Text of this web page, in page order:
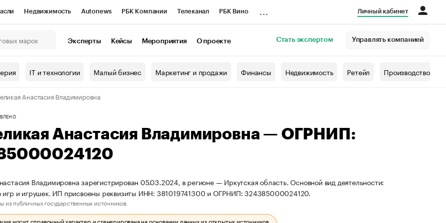
Недвижимость Autonews РБК Компании Телеканал РБК Вино
Проверка контрагентов
Личный кабинет
Эксперты Кейсы Мероприятия О проекте Стать экспертом Управлять компанией
IT и технологии Малый бизнес Маркетинг и продажи Финансы Недвижимость Ретейл Производство
Анастасия Владимировна
Анастасия Владимировна — ОГРНИП:
Владимировна зарегистрирован 05.03.2024, в регионе — Иркутская область. Основной вид деятельности:
игр и игрушек. ИП присвоены реквизиты ИНН: 381019741300 и ОГРНИП: 324385000024120.
из публичных государственных источников.
носит справочный характер и сгенерирована на основании данных из открытых источников.